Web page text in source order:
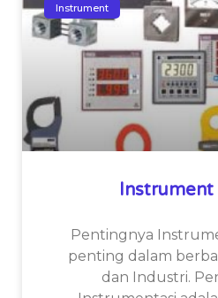
Instrument
Instrument
Pentingnya
penting dalam
dan Industri.